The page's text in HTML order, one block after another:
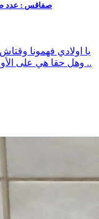
صفاقس : عدد
يا اولادي فهمونا
.. وهل حقا هي على